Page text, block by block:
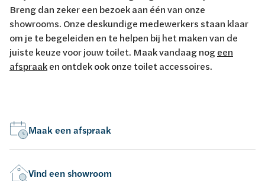
Breng dan zeker een bezoek aan één van onze
showrooms. Onze deskundige medewerkers staan klaar
om je te begeleiden en te helpen bij het maken van de
juiste keuze voor jouw toilet. Maak vandaag nogeen
afspraaken ontdek ook onze toilet accessoires.
Maak een afspraak
Vind een showroom